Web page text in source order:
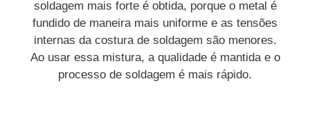
soldagem mais forte é obtida, porque o metal é
fundido de maneira mais uniforme e as tensões
internas da costura de soldagem são menores.
Ao usar essa mistura, a qualidade é mantida e o
processo de soldagem é mais rápido.